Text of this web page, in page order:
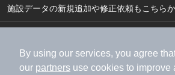
By using our services, you agree
our partners use cookies to improve
施設データの新規追加や修正依頼もこちら
加盟店募集（資料請求）
広告
利用規約
ライフスタイル